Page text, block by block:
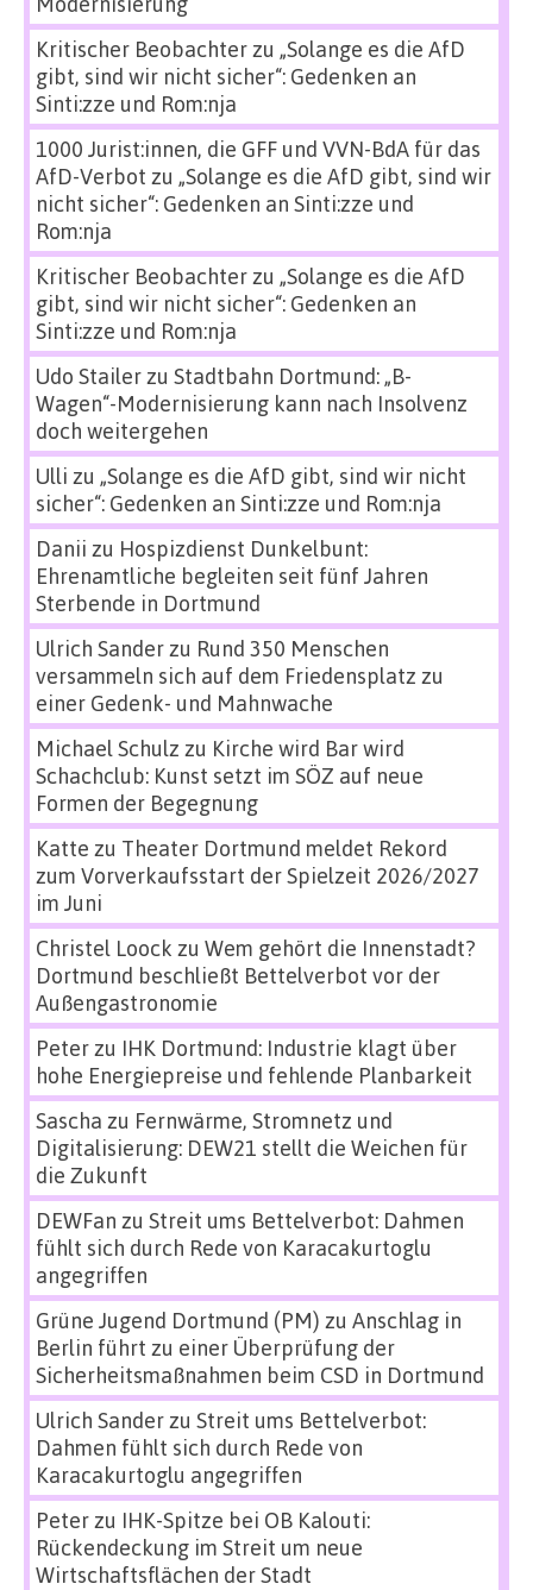
Kritischer Beobachterzu „Solange es die AfD
gibt, sind wir nicht sicher“: Gedenken an
Sinti:zze und Rom:nja
1000 Jurist:innen, die GFF und VVN-BdA für das
AfD-Verbot zu „Solange es die AfD gibt, sind wir
nicht sicher“: Gedenken an Sinti:zze und
Rom:nja
Kritischer Beobachterzu „Solange es die AfD
gibt, sind wir nicht sicher“: Gedenken an
Sinti:zze und Rom:nja
Udo Stailerzu Stadtbahn Dortmund: „B-
Wagen“-Modernisierung kann nach Insolvenz
doch weitergehen
Ulli zu „Solange es die AfD gibt, sind wir nicht
sicher“: Gedenken an Sinti:zze und Rom:nja
Danii zu Hospizdienst Dunkelbunt:
Ehrenamtliche begleiten seit fünf Jahren
Sterbende in Dortmund
Ulrich Sanderzu Rund 350 Menschen
versammeln sich auf dem Friedensplatz zu
einer Gedenk- und Mahnwache
Michael Schulz zu Kirche wird Bar wird
Schachclub: Kunst setzt im SÖZ auf neue
Formen der Begegnung
Katte zu Theater Dortmund meldet Rekord
zum Vorverkaufsstart der Spielzeit 2026/2027
im Juni
Christel Loock zu Wem gehört die Innenstadt?
Dortmund beschließt Bettelverbot vor der
Außengastronomie
Peterzu IHK Dortmund: Industrie klagt über
hohe Energiepreise und fehlende Planbarkeit
Sascha zu Fernwärme, Stromnetz und
Digitalisierung: DEW21 stellt die Weichen für
die Zukunft
DEWFan zu Streit ums Bettelverbot: Dahmen
fühlt sich durch Rede von Karacakurtoglu
angegriffen
Grüne Jugend Dortmund (PM) zu Anschlag in
Berlin führt zu einer Überprüfung der
Sicherheitsmaßnahmen beim CSD in Dortmund
Ulrich Sanderzu Streit ums Bettelverbot:
Dahmen fühlt sich durch Rede von
Karacakurtoglu angegriffen
Peterzu IHK-Spitze bei OB Kalouti:
Rückendeckung im Streit um neue
Wirtschaftsflächen der Stadt